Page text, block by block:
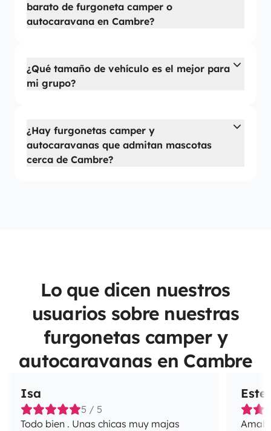
barato de furgoneta camper o
autocaravana en Cambre?
¿Qué tamaño de vehículo es el mejor para
mi grupo?
¿Hay furgonetas camper y
autocaravanas que admitan mascotas
cerca de Cambre?
Lo que dicen nuestros
usuarios sobre nuestras
furgonetas camper y
autocaravanas en Cambre
Isa
5 / 5
Todo bien . Unas chicas muy majas